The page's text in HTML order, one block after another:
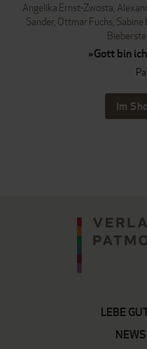
Angelika Ernst-Zwosta,
Sander, Ottmar Fuchs, Sabine
»Gott bin
Im
LEBE